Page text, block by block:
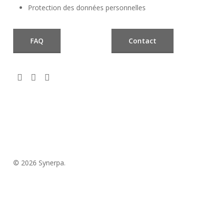
Protection des données personnelles
FAQ Contact
© 2026 Synerpa.